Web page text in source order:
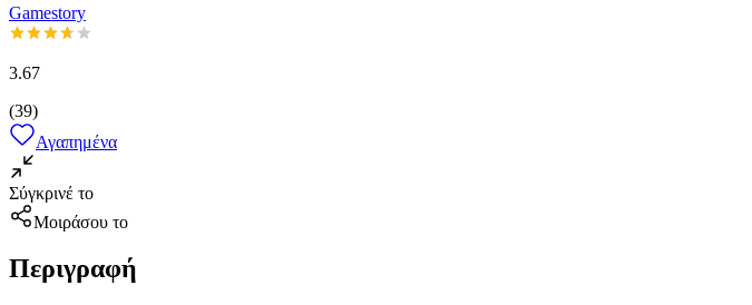
Gamestory
3.67
(39)
Αγαπημένα
Σύγκρινέ το
Μοιράσου το
Περιγραφή